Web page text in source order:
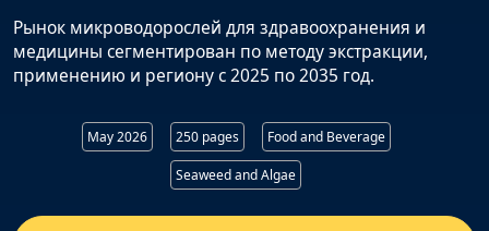
Рынок микроводорослей для здравоохранения и
медицины сегментирован по методу экстракции,
применению и региону с 2025 по 2035 год.
May 2026 250 pages Food and Beverage
Seaweed and Algae